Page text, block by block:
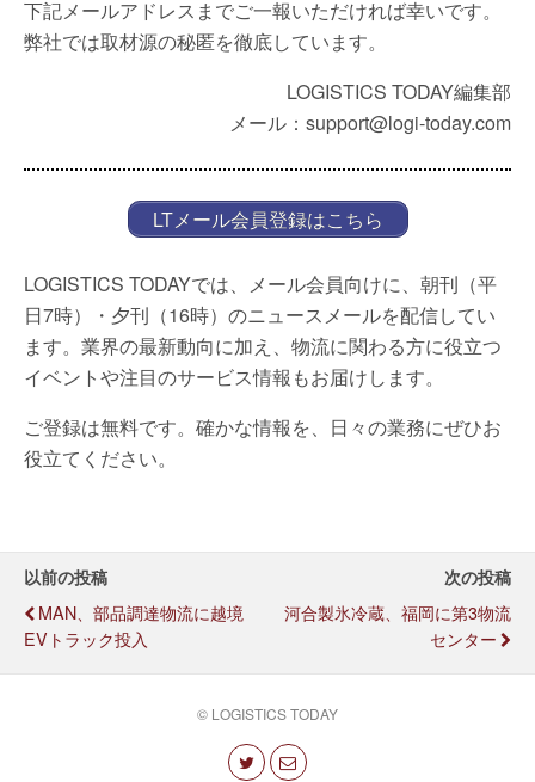
下記メールアドレスまでご一報いただければ幸いです。
弊社では取材源の秘匿を徹底しています。
LOGISTICS TODAY編集部
メール：support@logi-today.com
LTメール会員登録はこちら
LOGISTICS TODAYでは、メール会員向けに、朝刊（平
日7時）・夕刊（16時）のニュースメールを配信してい
ます。業界の最新動向に加え、物流に関わる方に役立つ
イベントや注目のサービス情報もお届けします。
ご登録は無料です。確かな情報を、日々の業務にぜひお
役立てください。
以前の投稿
MAN、部品調達物流に越境
EVトラック投入
次の投稿
河合製氷冷蔵、福岡に第3物流
センター
© LOGISTICS TODAY